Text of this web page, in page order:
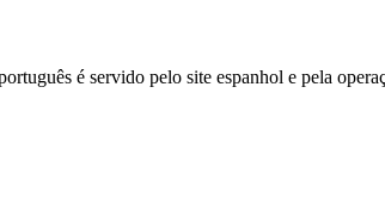
é servido pelo site espanhol e pela